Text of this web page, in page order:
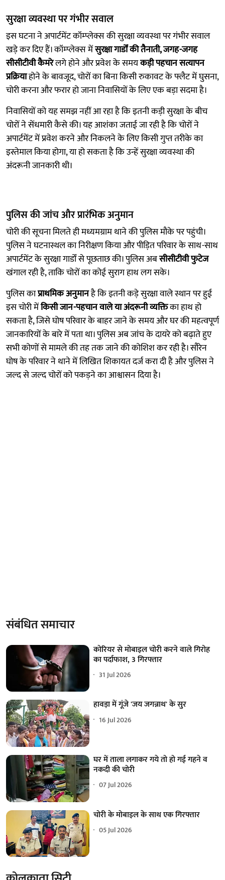
सुरक्षा व्यवस्था पर गंभीर सवाल
इस घटना ने अपार्टमेंट कॉम्प्लेक्स की सुरक्षा व्यवस्था पर गंभीर सवाल
खड़े कर दिए हैं। कॉम्प्लेक्स मेंसुरक्षा गार्डों की तैनाती, जगह-जगह
सीसीटीवी कैमरेलगे होने और प्रवेश के समयकड़ी पहचान सत्यापन
प्रक्रियाहोने के बावजूद, चोरों का बिना किसी रुकावट के फ्लैट में घुसना,
चोरी करना और फरार हो जाना निवासियों के लिए एक बड़ा सदमा है।
निवासियों को यह समझ नहीं आ रहा है कि इतनी कड़ी सुरक्षा के बीच
चोरों ने सेंधमारी कैसे की। यह आशंका जताई जा रही है कि चोरों ने
अपार्टमेंट में प्रवेश करने और निकलने के लिए किसी गुप्त तरीके का
इस्तेमाल किया होगा, या हो सकता है कि उन्हें सुरक्षा व्यवस्था की
अंदरूनी जानकारी थी।
पुलिस की जांच और प्रारंभिक अनुमान
चोरी की सूचना मिलते ही मध्यमग्राम थाने की पुलिस मौके पर पहुंची।
पुलिस ने घटनास्थल का निरीक्षण किया और पीड़ित परिवार के साथ-साथ
अपार्टमेंट के सुरक्षा गार्डों से पूछताछ की। पुलिस अबसीसीटीवी फुटेज
खंगाल रही है, ताकि चोरों का कोई सुराग हाथ लग सके।
पुलिस काप्राथमिक अनुमानहै कि इतनी कड़े सुरक्षा वाले स्थान पर हुई
इस चोरी मेंकिसी जान-पहचान वाले या अंदरूनी व्यक्तिका हाथ हो
सकता है, जिसे घोष परिवार के बाहर जाने के समय और घर की महत्वपूर्ण
जानकारियों के बारे में पता था। पुलिस अब जांच के दायरे को बढ़ाते हुए
सभी कोणों से मामले की तह तक जाने की कोशिश कर रही है। सौरेन
घोष के परिवार ने थाने में लिखित शिकायत दर्ज करा दी है और पुलिस ने
जल्द से जल्द चोरों को पकड़ने का आश्वासन दिया है।
संबंधित समाचार
कोरियर से मोबाइल चोरी करने वाले गिरोह
का पर्दाफाश, 3 गिरफ्तार
31 Jul 2026
हावड़ा में गूंजे 'जय जगन्नाथ' के सुर
16 Jul 2026
घर में ताला लगाकर गये तो हो गई गहने व
नकदी की चोरी
07 Jul 2026
चोरी के मोबाइल के साथ एक गिरफ्तार
05 Jul 2026